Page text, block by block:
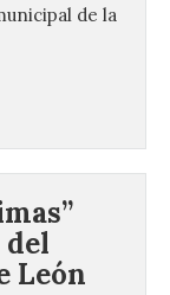
de la
del
León